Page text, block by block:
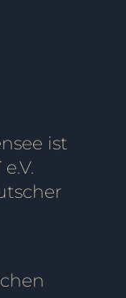
ist
e.V.